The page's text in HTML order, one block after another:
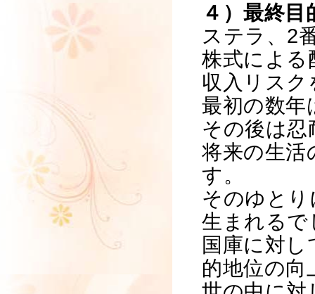
４）最終目
ステラ、2
株式による
収入リスク
最初の数年
その後は
将来の生活
す。
そのゆと
生まれるで
国庫に対
的地位の向